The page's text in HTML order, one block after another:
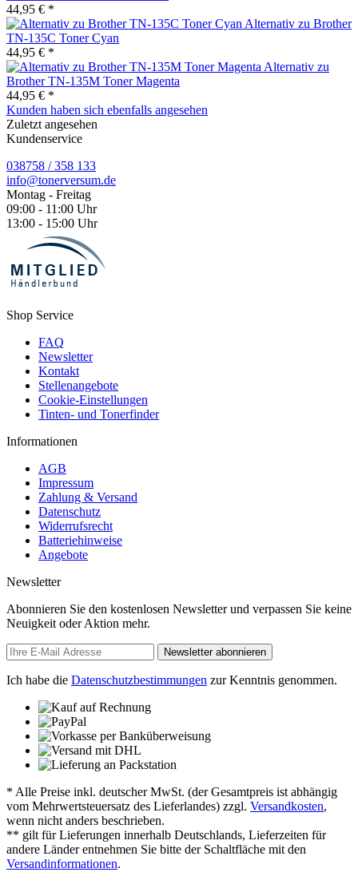
44,95 € *
Alternativ zu Brother
TN-135C Toner Cyan
44,95 € *
Alternativ zu
Brother TN-135M Toner Magenta
44,95 € *
Kunden haben sich ebenfalls angesehen
Zuletzt angesehen
Kundenservice
038758 / 358 133
info@tonerversum.de
Montag - Freitag
09:00 - 11:00 Uhr
13:00 - 15:00 Uhr
Shop Service
FAQ
Newsletter
Kontakt
Stellenangebote
Cookie-Einstellungen
Tinten- und Tonerfinder
Informationen
AGB
Impressum
Zahlung & Versand
Datenschutz
Widerrufsrecht
Batteriehinweise
Angebote
Newsletter
Abonnieren Sie den kostenlosen Newsletter und verpassen Sie keine
Neuigkeit oder Aktion mehr.
Newsletter abonnieren
Ich habe die Datenschutzbestimmungen zur Kenntnis genommen.
* Alle Preise inkl. deutscher MwSt. (der Gesamtpreis ist abhängig
vom Mehrwertsteuersatz des Lieferlandes) zzgl. Versandkosten,
wenn nicht anders beschrieben.
** gilt für Lieferungen innerhalb Deutschlands, Lieferzeiten für
andere Länder entnehmen Sie bitte der Schaltfläche mit den
Versandinformationen.